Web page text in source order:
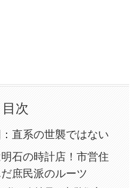
目次
直系の世襲ではない
石の時計店！市営住
庶民派のルーツ